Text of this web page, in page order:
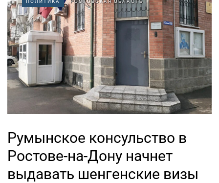
ПОЛИТИКА РОСТОВСКАЯ ОБЛАСТЬ
Румынское консульство в
Ростове-на-Дону начнет
выдавать шенгенские визы